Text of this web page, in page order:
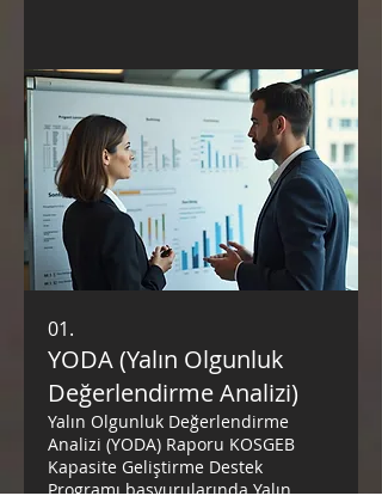
01.
YODA (Yalın Olgunluk
Değerlendirme Analizi)
Yalın Olgunluk Değerlendirme
Analizi (YODA) Raporu KOSGEB
Kapasite Geliştirme Destek
Programı başvurularında Yalın